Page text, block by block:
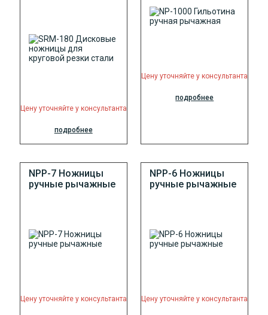
Цену уточняйте у консультанта
подробнее
Цену уточняйте у консультанта
подробнее
NPP-7 Ножницы
ручные рычажные
Цену уточняйте у консультанта
NPP-6 Ножницы
ручные рычажные
Цену уточняйте у консультанта